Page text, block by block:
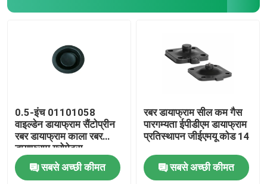
रोलिंग डायफ्राम सील
पीतल का सोलेनोइड वाल्व
औद्योगिक पल्स वाल्व
0.5-इंच 01101058
वाइल्डेन डायाफ्राम सैंटोप्रीन
रबर डायाफ्राम काला रबर
डायाफ्राम ग्रोमेट्स
सबसे अच्छी कीमत
रबर डायाफ्राम सील कम गैस
पारगम्यता ईपीडीएम डायाफ्राम
प्रतिस्थापन जीईएमयू कोड 14
सबसे अच्छी कीमत